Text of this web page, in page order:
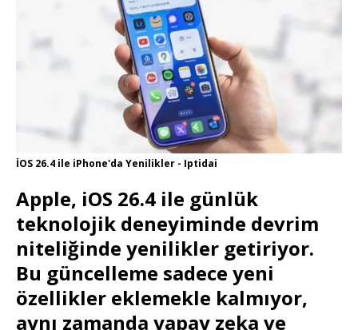
İOS 26.4 ile iPhone'da Yenilikler - Iptidai
Apple, iOS 26.4 ile günlük
teknolojik deneyiminde devrim
niteliğinde yenilikler getiriyor.
Bu güncelleme sadece yeni
özellikler eklemekle kalmıyor,
aynı zamanda yapay zeka ve